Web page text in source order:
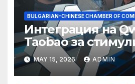
BULGARIAN-CHINESE CHAMBER OF
Интеграция на
Taobao за
пазаруването 618
MAY 15, 2026 ADMIN